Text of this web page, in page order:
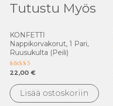
Tutustu Myös
KONFETTI
Nappikorvakorut, 1 Pari,
Ruusukulta (peili)
Arvostelu
tuotteesta:
5.00
/ 5
22,00 €
Lisää ostoskoriin